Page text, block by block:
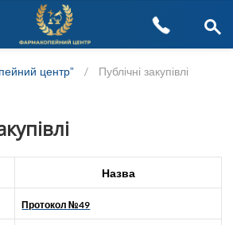
центр” / Публічні закупівлі
Назва
Протокол №49